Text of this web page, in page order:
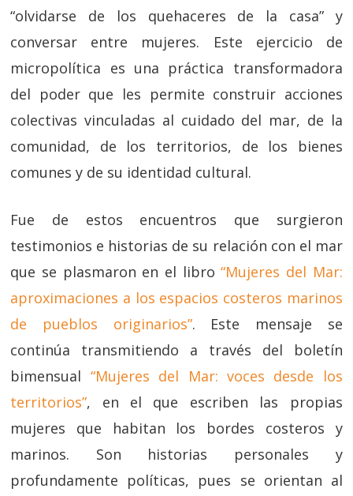
“olvidarse de los quehaceres de la casa” y
conversar entre mujeres. Este ejercicio de
micropolítica es una práctica transformadora
del poder que les permite construir acciones
colectivas vinculadas al cuidado del mar, de la
comunidad, de los territorios, de los bienes
comunes y de su identidad cultural.
Fue de estos encuentros que surgieron
testimonios e historias de su relación con el mar
que se plasmaron en el libro“Mujeres del Mar:
aproximaciones a los espacios costeros marinos
de pueblos originarios”. Este mensaje se
continúa transmitiendo a través del boletín
bimensual “Mujeres del Mar: voces desde los
territorios”, en el que escriben las propias
mujeres que habitan los bordes costeros y
marinos. Son historias personales y
profundamente políticas, pues se orientan al